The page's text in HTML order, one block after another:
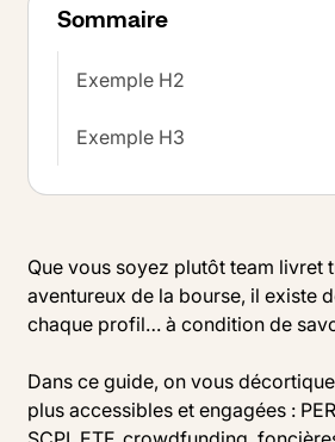
Sommaire
Exemple H2
Exemple H3
Que vous soyez plutôt team livret
aventureux de la bourse, il existe
chaque profil… à condition de
Dans ce guide, on vous
plus accessibles et engagées :